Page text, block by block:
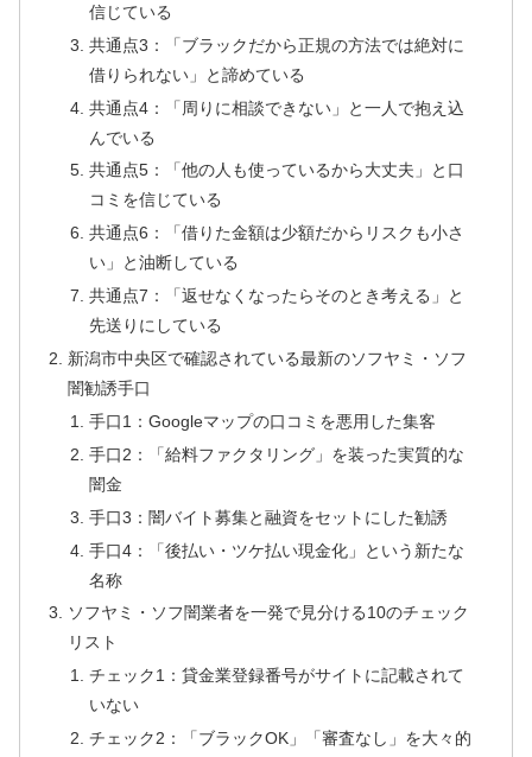
信じている
共通点3：「ブラックだから正規の方法では絶対に
借りられない」と諦めている
共通点4：「周りに相談できない」と一人で抱え込
んでいる
共通点5：「他の人も使っているから大丈夫」と口
コミを信じている
共通点6：「借りた金額は少額だからリスクも小さ
い」と油断している
共通点7：「返せなくなったらそのとき考える」と
先送りにしている
新潟市中央区で確認されている最新のソフヤミ・ソフ
闇勧誘手口
手口1：Googleマップの口コミを悪用した集客
手口2：「給料ファクタリング」を装った実質的な
闇金
手口3：闇バイト募集と融資をセットにした勧誘
手口4：「後払い・ツケ払い現金化」という新たな
名称
ソフヤミ・ソフ闇業者を一発で見分ける10のチェック
リスト
チェック1：貸金業登録番号がサイトに記載されて
いない
チェック2：「ブラックOK」「審査なし」を大々的